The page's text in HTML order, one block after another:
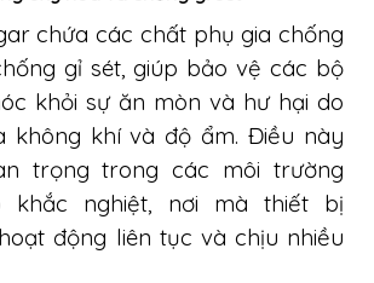
chứa các chất phụ gia chống
gỉ sét, giúp bảo vệ các bộ
khỏi sự ăn mòn và hư hại do
không khí và độ ẩm. Điều này
trọng trong các môi trường
khắc nghiệt, nơi mà thiết bị
động liên tục và chịu nhiều